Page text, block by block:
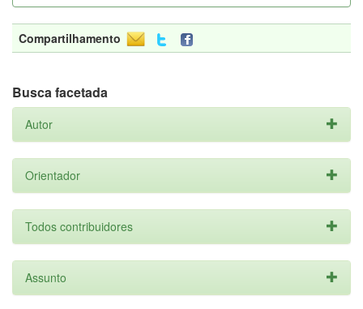
Compartilhamento
Busca facetada
Autor
Orientador
Todos contribuidores
Assunto